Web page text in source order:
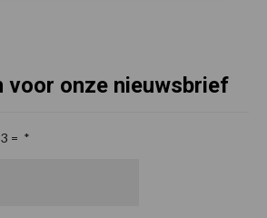
voor onze nieuwsbrief
= *